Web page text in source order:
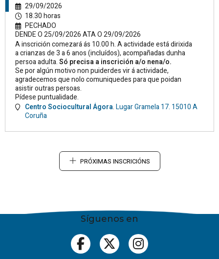
29/09/2026
18.30 horas
PECHADO
DENDE O 25/09/2026 ATA O 29/09/2026
A inscrición comezará ás 10.00 h. A actividade está dirixida
a crianzas de 3 a 6 anos (incluídos), acompañadas dunha
persoa adulta.Só precisa a inscrición a/o nena/o.
Se por algún motivo non puiderdes vir á actividade,
agradecemos que nolo comuniquedes para que poidan
asistir outras persoas.
Pídese puntualidade.
Centro Sociocultural Ágora.Lugar Gramela 17. 15010A
Coruña
PRÓXIMAS INSCRICIÓNS
Síguenos en